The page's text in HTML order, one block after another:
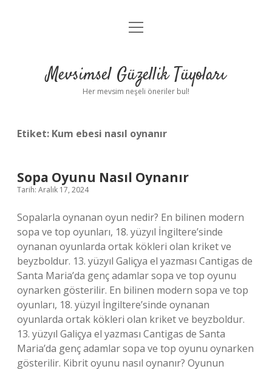
Anasayfa
Yasal Uyarı
menüyü
Mevsimsel Güzellik Tüyoları
Her mevsim neşeli öneriler bul!
Etiket: Kum ebesi nasıl oynanır
Sopa Oyunu Nasıl Oynanır
Tarih: Aralık 17, 2024
Sopalarla oynanan oyun nedir? En bilinen modern
sopa ve top oyunları, 18. yüzyıl İngiltere’sinde
oynanan oyunlarda ortak kökleri olan kriket ve
beyzboldur. 13. yüzyıl Galiçya el yazması Cantigas de
Santa Maria’da genç adamlar sopa ve top oyunu
oynarken gösterilir. En bilinen modern sopa ve top
oyunları, 18. yüzyıl İngiltere’sinde oynanan
oyunlarda ortak kökleri olan kriket ve beyzboldur.
13. yüzyıl Galiçya el yazması Cantigas de Santa
Maria’da genç adamlar sopa ve top oyunu oynarken
gösterilir. Kibrit oyunu nasıl oynanır? Oyunun